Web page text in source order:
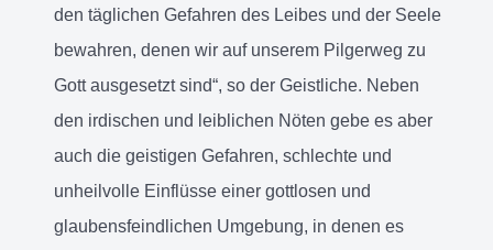
den täglichen Gefahren des Leibes und der Seele
bewahren, denen wir auf unserem Pilgerweg zu
Gott ausgesetzt sind“, so der Geistliche. Neben
den irdischen und leiblichen Nöten gebe es aber
auch die geistigen Gefahren, schlechte und
unheilvolle Einflüsse einer gottlosen und
glaubensfeindlichen Umgebung, in denen es